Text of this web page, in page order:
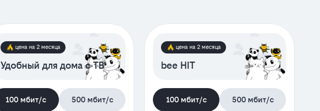
цена на 2 месяца
Удобный для дома с ТВ
100 мбит/с 500 мбит/с
цена на 2 месяца
bee HIT
100 мбит/с 500 мбит/с